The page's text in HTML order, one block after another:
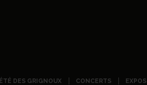
ÉTÉ DES GRIGNOUX CONCERTS EXPOS